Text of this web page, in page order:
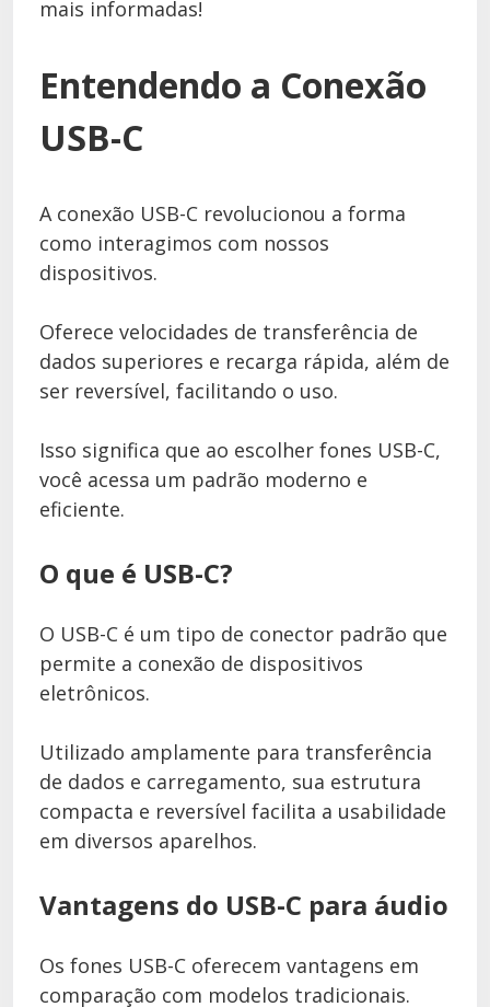
mais informadas!
Entendendo a Conexão
USB-C
A conexão USB-C revolucionou a forma
como interagimos com nossos
dispositivos.
Oferece velocidades de transferência de
dados superiores e recarga rápida, além de
ser reversível, facilitando o uso.
Isso significa que ao escolher fones USB-C,
você acessa um padrão moderno e
eficiente.
O que é USB-C?
O USB-C é um tipo de conector padrão que
permite a conexão de dispositivos
eletrônicos.
Utilizado amplamente para transferência
de dados e carregamento, sua estrutura
compacta e reversível facilita a usabilidade
em diversos aparelhos.
Vantagens do USB-C para áudio
Os fones USB-C oferecem vantagens em
comparação com modelos tradicionais.